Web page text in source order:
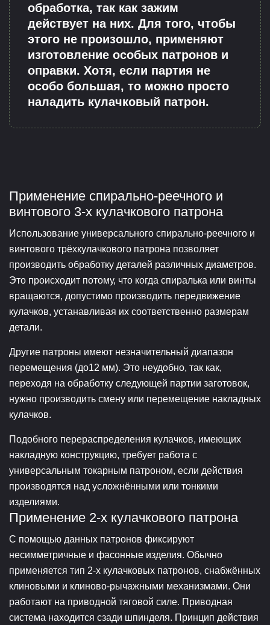
обработка, так как зажим
действует на них. Для того, чтобы
этого не произошло, применяют
изготовление особых патронов и
оправки. Хотя, если партия не
особо большая, то можно просто
наладить кулачковый патрон.
Применение спирально-реечного и
винтового 3-х кулачкового патрона
Использование универсального спирально-реечного и
винтового трёхкулачкового патрона позволяет
производить обработку деталей различных диаметров.
Это происходит потому, что когда спиралька или винты
вращаются, допустимо производить передвижение
кулачков, устанавливая их соответственно размерам
детали.
Другие патроны имеют незначительный диапазон
перемещения (до12 мм). Это неудобно, так как,
переходя на обработку следующей партии заготовок,
нужно производить смену или перемещение накладных
кулачков.
Подобного перераспределения кулачков, имеющих
накладную конструкцию, требует работа с
универсальным токарным патроном, если действия
производятся над усложнёнными или тонкими
изделиями.
Применение 2-х кулачкового патрона
С помощью данных патронов фиксируют
несимметричные и фасонные изделия. Обычно
применяется тип 2-х кулачковых патронов, снабжённых
клиновыми и клиново-рычажными механизмами. Они
работают на приводной тяговой силе. Приводная
система находится сзади шпинделя. Принцип действия